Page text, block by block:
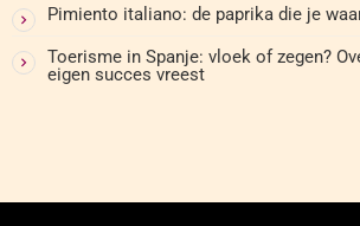
Pimiento italiano: de paprika die je
Toerisme in Spanje: vloek of zegen?
eigen succes vreest